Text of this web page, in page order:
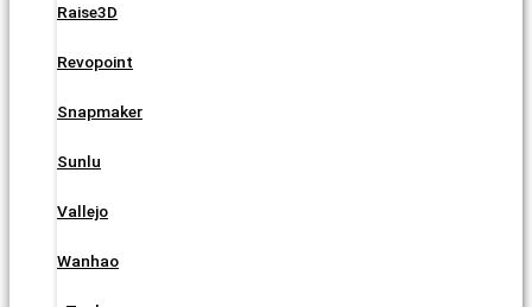
Raise3D
Revopoint
Snapmaker
Sunlu
Vallejo
Wanhao